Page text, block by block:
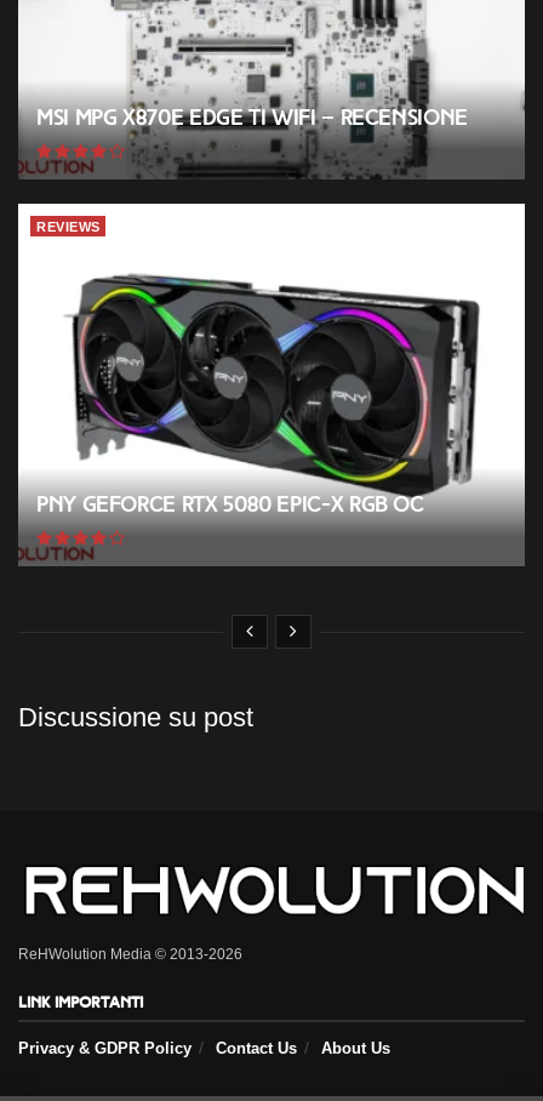
MSI MPG X870E EDGE TI WIFI – Recensione
REVIEWS
PNY GeForce RTX 5080 EPIC-X RGB OC
Discussione su post
ReHWolution Media © 2013-2026
Link importanti
Privacy & GDPR Policy Contact Us About Us